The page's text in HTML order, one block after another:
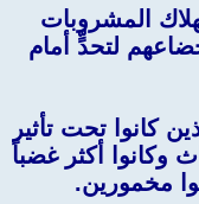
المشروبات
لتحدٍّ أمام
كانوا تحت تأثير
وكانوا أكثر غضباً
مخمورين.